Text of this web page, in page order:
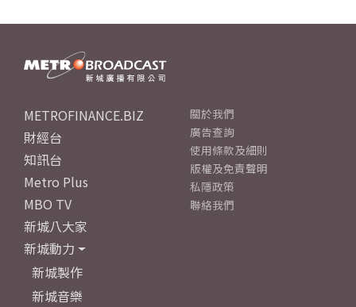
METROFINANCE.BIZ
財經台
知訊台
Metro Plus
MBO TV
新城八大家
新城動力
新城製作
新城音樂
關於我們
廣告查詢
使用條款及細則
版權及免責聲明
私隱政策
聯絡我們